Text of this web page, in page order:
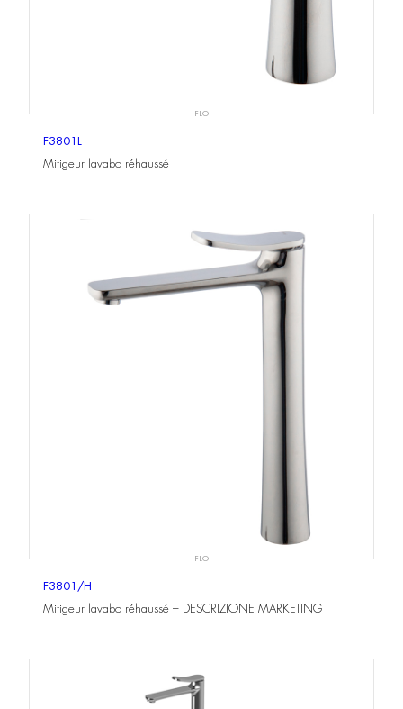
FLO
F3801L
Mitigeur lavabo réhaussé
FLO
F3801/H
Mitigeur lavabo réhaussé – DESCRIZIONE MARKETING